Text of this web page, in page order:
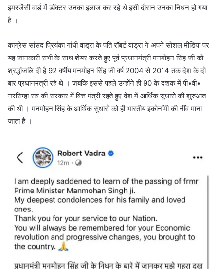
इमरजेंसी वार्ड में डॉक्टर उनका इलाज कर रहे थे इसी दौरान उनका निधन हो गया
है ।
कांग्रेस सांसद प्रियंका गांधी वाड्रा के पति रॉबर्ट वाड्रा ने अपने सोशल मीडिया पर
यह जानकारी सभी के साथ शेयर करते हुए पूर्व प्रधानमंत्री मनमोहन सिंह जी को
श्रद्धांजलि दी है 92 वर्षीय मनमोहन सिंह जी वर्ष 2004 से 2014 तक देश के दो
बार प्रधानमंत्री रहे थे । जबकि इससे पहले उन्होंने ही 90 के दशक में पी•वी•
नरसिम्हा राव की सरकार में वित्त मंत्री रहते हुए देश में आर्थिक सुधारो की शुरुआत
की थी । मनमोहन सिंह के आर्थिक सुधारो को ही भारतीय इकोनॉमी की नींव माना
जाता है ।